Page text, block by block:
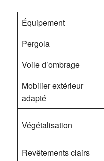
Équipement
Pergola
Voile d’ombrage
Mobilier extérieur
adapté
Végétalisation
Revêtements clairs